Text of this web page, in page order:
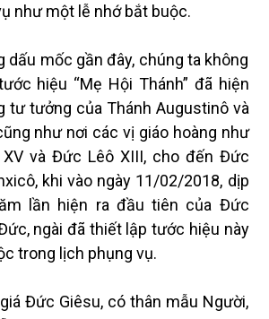
như một lễ nhớ bắt buộc.
dấu mốc gần đây, chúng ta không
hiệu “Mẹ Hội Thánh” đã hiện
tư tưởng của Thánh Augustinô và
như nơi các vị giáo hoàng như
và Đức Lêô XIII, cho đến Đức
khi vào ngày 11/02/2018, dịp
lần hiện ra đầu tiên của Đức
ngài đã thiết lập tước hiệu này
trong lịch phụng vụ.
Đức Giêsu, có thân mẫu Người,